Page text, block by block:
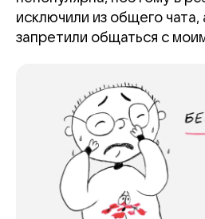
исключили из общего
запретили общаться с